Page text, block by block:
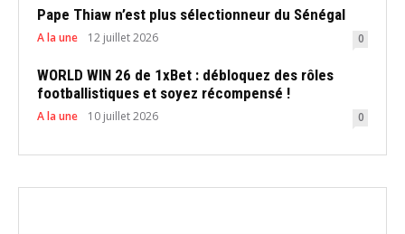
Pape Thiaw n’est plus sélectionneur du Sénégal
A la une 12 juillet 2026 0
WORLD WIN 26 de 1xBet : débloquez des rôles
footballistiques et soyez récompensé !
A la une 10 juillet 2026 0